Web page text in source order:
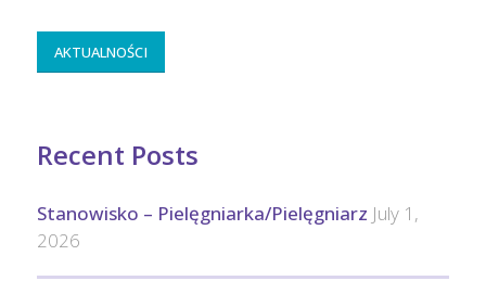
AKTUALNOŚCI
Recent Posts
Stanowisko – Pielęgniarka/Pielęgniarz July 1,
2026